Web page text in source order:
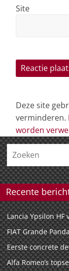
Site
Deze site
verminderen.
worden
Recente
Lancia Ypsilon HF
FIAT Grande
Eerste concrete
Alfa Romeo’s